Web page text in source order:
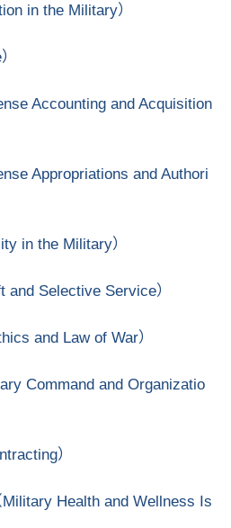
in the Military）
Accounting and Acquisition
Appropriations and Authori
in the Military）
and Selective Service）
and Law of War）
Command and Organizatio
）
Health and Wellness Is